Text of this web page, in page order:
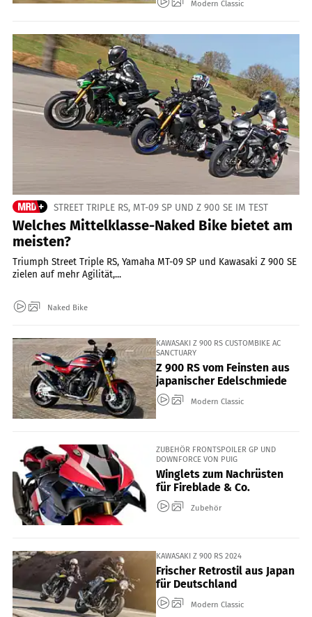
Modern Classic
STREET TRIPLE RS, MT-09 SP UND Z 900 SE IM TEST
Welches Mittelklasse-Naked Bike bietet am
meisten?
Triumph Street Triple RS, Yamaha MT-09 SP und Kawasaki Z 900 SE
zielen auf mehr Agilität,...
Naked Bike
KAWASAKI Z 900 RS CUSTOMBIKE AC
SANCTUARY
Z 900 RS vom Feinsten aus
japanischer Edelschmiede
Modern Classic
ZUBEHÖR FRONTSPOILER GP UND
DOWNFORCE VON PUIG
Winglets zum Nachrüsten
für Fireblade & Co.
Zubehör
KAWASAKI Z 900 RS 2024
Frischer Retrostil aus Japan
für Deutschland
Modern Classic